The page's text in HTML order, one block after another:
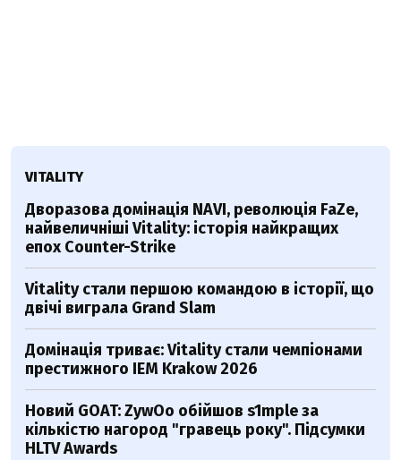
VITALITY
Дворазова домінація NAVI, революція FaZe,
найвеличніші Vitality: історія найкращих
епох Counter-Strike
Vitality стали першою командою в історії, що
двічі виграла Grand Slam
Домінація триває: Vitality стали чемпіонами
престижного IEM Krakow 2026
Новий GOAT: ZywOo обійшов s1mple за
кількістю нагород "гравець року". Підсумки
HLTV Awards